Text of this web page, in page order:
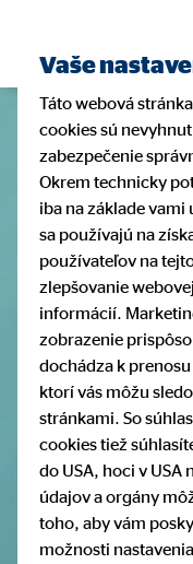
Vaše
Táto webová
cookies sú
zabezpečenie
Okrem technicky
iba na základe
sa používajú na
používateľov na
zlepšovanie
informácií.
zobrazenie
dochádza k
ktorí vás môžu
stránkami. So
cookies tiež
do USA, hoci v
údajov a orgány
toho, aby vám
možnosti